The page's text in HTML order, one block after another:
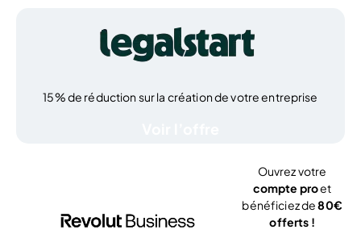
15% de réduction sur la création de votre entreprise
Ouvrez votre
compte proet
bénéficiez de80€
offerts !